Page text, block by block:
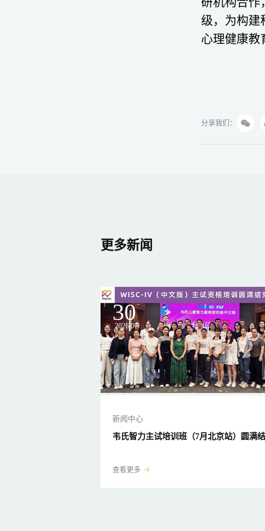
级，为构建
心理健康教
分享我们：
更多新闻
30
2026.07
新闻中心
韦氏智力主试培训班（7月北京站）圆满
查看更多